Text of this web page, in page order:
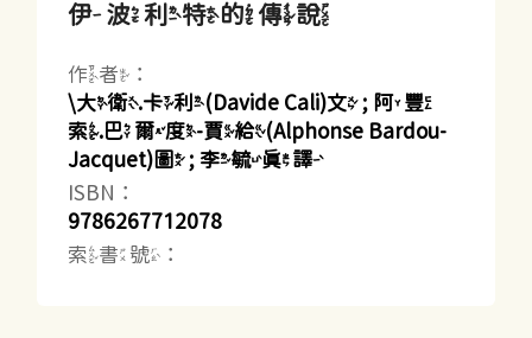
伊波利特的傳說
作者：
\大衛.卡利(Davide Cali)文 ; 阿豐
索.巴爾度-賈給(Alphonse Bardou-
Jacquet)圖 ; 李毓真譯
ISBN：
9786267712078
索書號：